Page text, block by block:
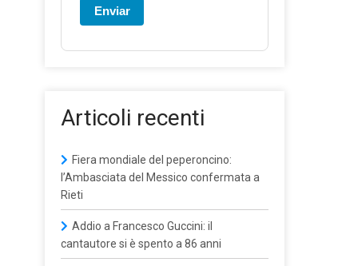
Enviar
Articoli recenti
Fiera mondiale del peperoncino:
l’Ambasciata del Messico confermata a
Rieti
Addio a Francesco Guccini: il
cantautore si è spento a 86 anni